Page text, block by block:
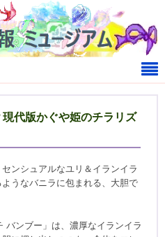
代版かぐや姫のチラリズ
ンシュアルなユリ＆イランイラ
うなバニラに包まれる、大胆で
バンブー」は、濃厚なイランイラ